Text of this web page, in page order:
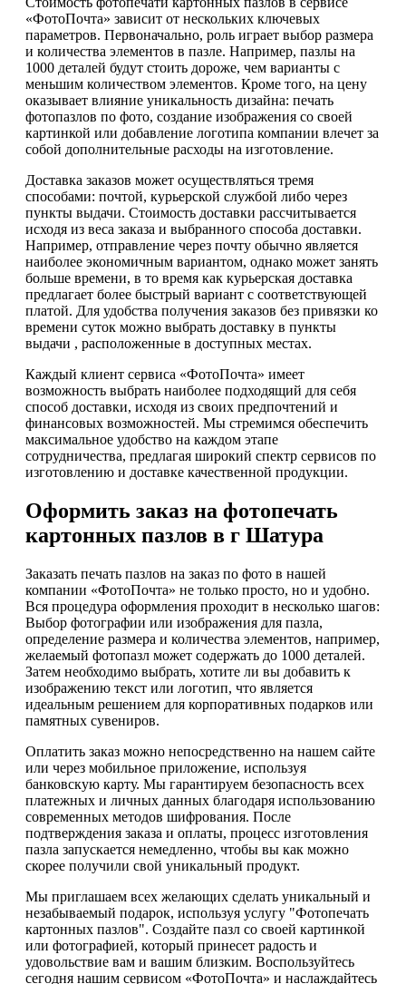
«ФотоПочта» зависит от нескольких ключевых
параметров. Первоначально, роль играет выбор размера
и количества элементов в пазле. Например, пазлы на
1000 деталей будут стоить дороже, чем варианты с
меньшим количеством элементов. Кроме того, на цену
оказывает влияние уникальность дизайна: печать
фотопазлов по фото, создание изображения со своей
картинкой или добавление логотипа компании влечет за
собой дополнительные расходы на изготовление.
Доставка заказов может осуществляться тремя
способами: почтой, курьерской службой либо через
пункты выдачи. Стоимость доставки рассчитывается
исходя из веса заказа и выбранного способа доставки.
Например, отправление через почту обычно является
наиболее экономичным вариантом, однако может занять
больше времени, в то время как курьерская доставка
предлагает более быстрый вариант с соответствующей
платой. Для удобства получения заказов без привязки ко
времени суток можно выбрать доставку в пункты
выдачи , расположенные в доступных местах.
Каждый клиент сервиса «ФотоПочта» имеет
возможность выбрать наиболее подходящий для себя
способ доставки, исходя из своих предпочтений и
финансовых возможностей. Мы стремимся обеспечить
максимальное удобство на каждом этапе
сотрудничества, предлагая широкий спектр сервисов по
изготовлению и доставке качественной продукции.
Оформить заказ на фотопечать
картонных пазлов в г Шатура
Заказать печать пазлов на заказ по фото в нашей
компании «ФотоПочта» не только просто, но и удобно.
Вся процедура оформления проходит в несколько шагов:
Выбор фотографии или изображения для пазла,
определение размера и количества элементов, например,
желаемый фотопазл может содержать до 1000 деталей.
Затем необходимо выбрать, хотите ли вы добавить к
изображению текст или логотип, что является
идеальным решением для корпоративных подарков или
памятных сувениров.
Оплатить заказ можно непосредственно на нашем сайте
или через мобильное приложение, используя
банковскую карту. Мы гарантируем безопасность всех
платежных и личных данных благодаря использованию
современных методов шифрования. После
подтверждения заказа и оплаты, процесс изготовления
пазла запускается немедленно, чтобы вы как можно
скорее получили свой уникальный продукт.
Мы приглашаем всех желающих сделать уникальный и
незабываемый подарок, используя услугу "Фотопечать
картонных пазлов". Создайте пазл со своей картинкой
или фотографией, который принесет радость и
удовольствие вам и вашим близким. Воспользуйтесь
сегодня нашим сервисом «ФотоПочта» и наслаждайтесь